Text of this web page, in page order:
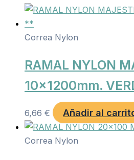
Correa Nylon
RAMAL NYLON
10x1200mm.
6,66 € Añadir al
Correa Nylon